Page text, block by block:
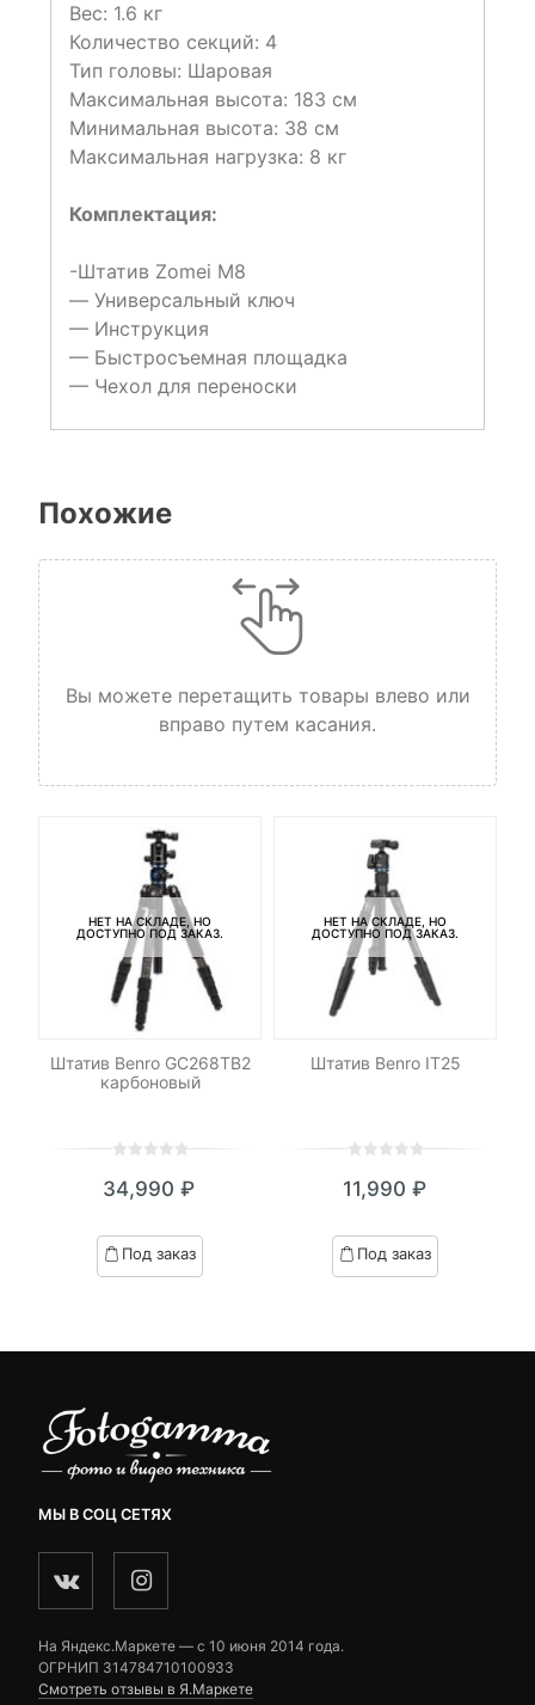
Вес: 1.6 кг
Количество секций: 4
Тип головы: Шаровая
Максимальная высота: 183 см
Минимальная высота: 38 см
Максимальная нагрузка: 8 кг
Комплектация:
-Штатив Zomei M8
— Универсальный ключ
— Инструкция
— Быстросъемная площадка
— Чехол для переноски
Похожие
Вы можете перетащить товары влево или
вправо путем касания.
НЕТ НА СКЛАДЕ, НО
ДОСТУПНО ПОД ЗАКАЗ.
Штатив Benro GC268TB2
карбоновый
out
based
on
34,990 ₽
Под заказ
НЕТ НА СКЛАДЕ, НО
ДОСТУПНО ПОД ЗАКАЗ.
Штатив Benro IT25
out
based
on
11,990 ₽
Под заказ
МЫ В СОЦ СЕТЯХ
На Яндекс.Маркете — c 10 июня 2014 года.
ОГРНИП 314784710100933
Смотреть отзывы в Я.Маркете